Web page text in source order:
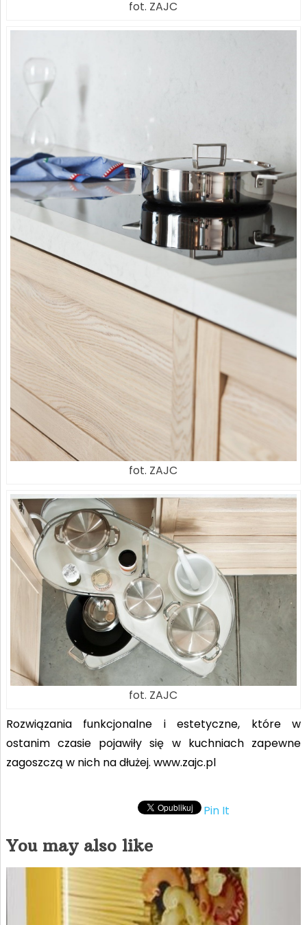
fot. ZAJC
fot. ZAJC
fot. ZAJC
Rozwiązania funkcjonalne i estetyczne, które w
ostanim czasie pojawiły się w kuchniach zapewne
zagoszczą w nich na dłużej. www.zajc.pl
Pin It
You may also like